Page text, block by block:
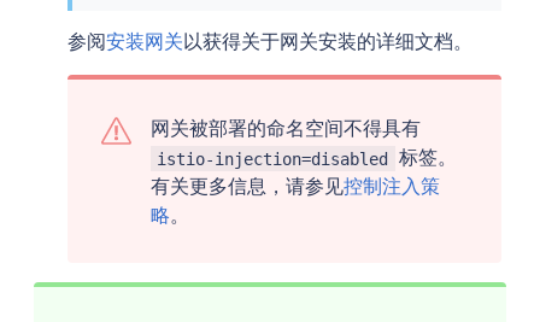
参阅安装网关以获得关于网关安装的详细文档。
网关被部署的命名空间不得具有
istio-injection=disabled 标签。
有关更多信息，请参见控制注入策
略。